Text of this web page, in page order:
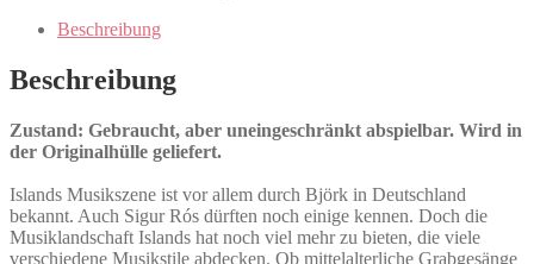
Beschreibung
Beschreibung
Zustand: Gebraucht, aber uneingeschränkt abspielbar. Wird in
der Originalhülle geliefert.
Islands Musikszene ist vor allem durch Björk in Deutschland
bekannt. Auch Sigur Rós dürften noch einige kennen. Doch die
Musiklandschaft Islands hat noch viel mehr zu bieten, die viele
verschiedene Musikstile abdecken. Ob mittelalterliche Grabgesänge